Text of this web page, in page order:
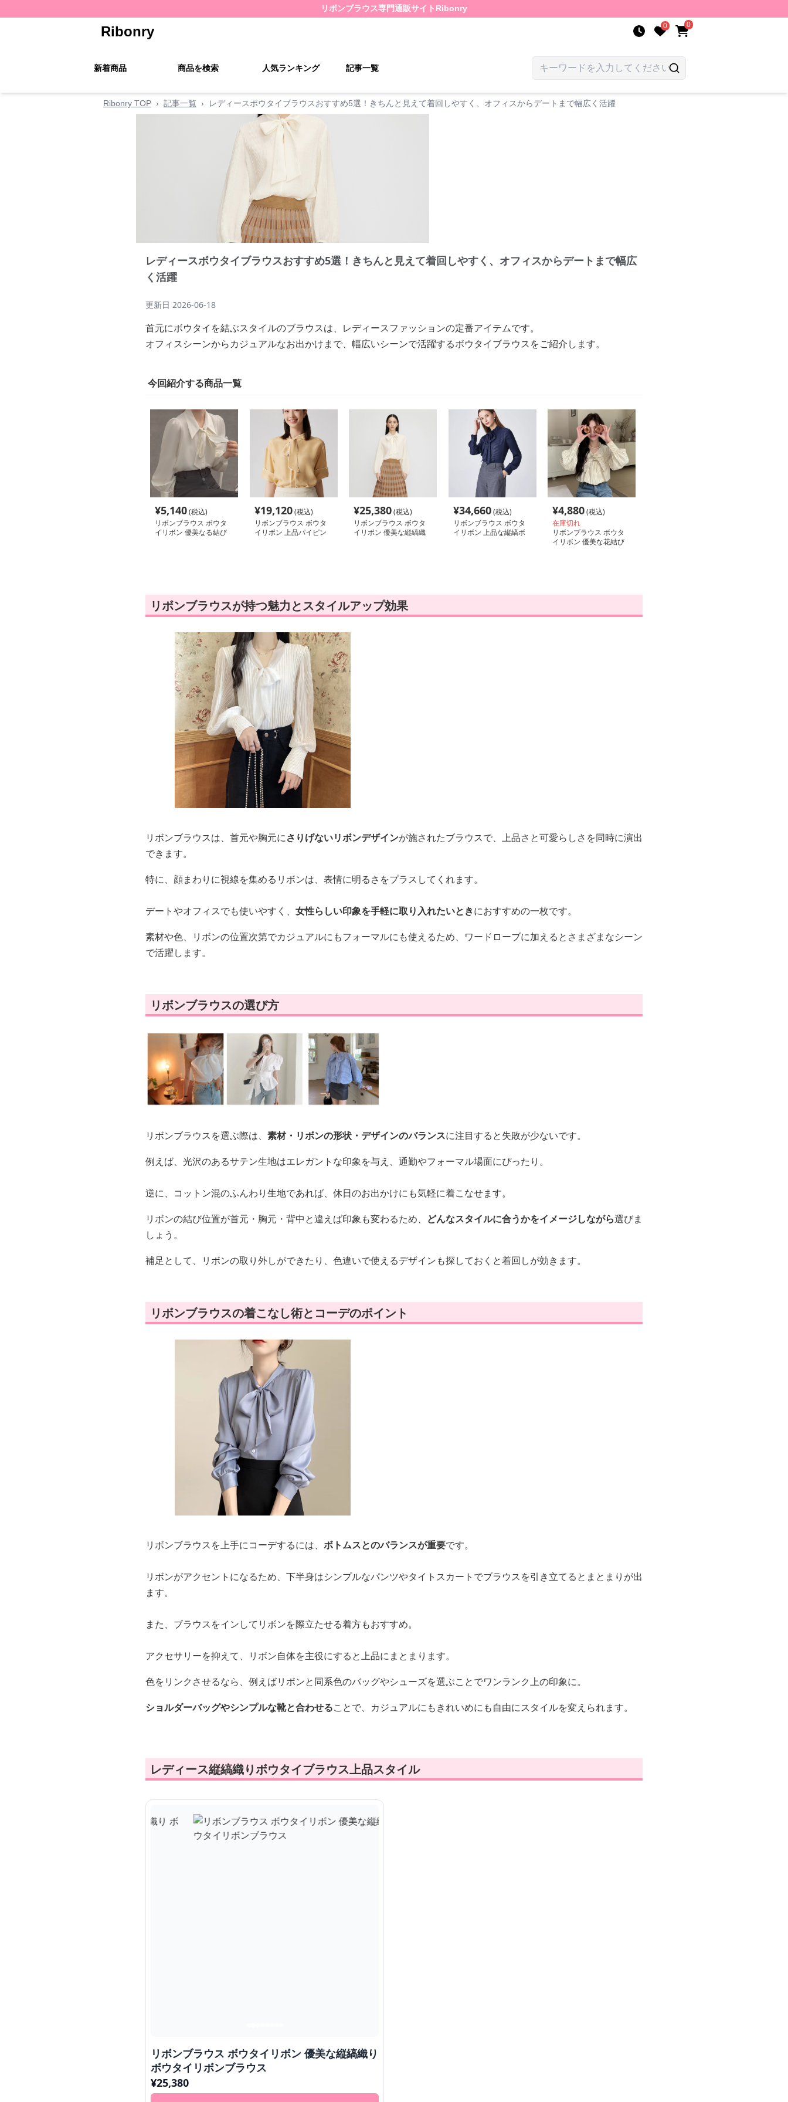
リボンブラウス専門通販サイト Ribonry
Ribonry 0 0
新着商品 商品を検索 人気ランキング 記事一覧
Ribonry TOP › 記事一覧 › レディースボウタイブラウスおすすめ5選！きちんと見えて着回しやすく、オフィスからデートまで幅広く活躍
レディースボウタイブラウスおすすめ5選！きちんと見えて着回しやすく、オフィスからデートまで幅広
く活躍
更新日 2026-06-18
首元にボウタイを結ぶスタイルのブラウスは、レディースファッションの定番アイテムです。
オフィスシーンからカジュアルなお出かけまで、幅広いシーンで活躍するボウタイブラウスをご紹介します。
今回紹介する商品一覧
¥5,140(税込)
リボンブラウス ボウタ
イリボン 優美なる結び
¥19,120(税込)
リボンブラウス ボウタ
イリボン 上品パイピン
¥25,380(税込)
リボンブラウス ボウタ
イリボン 優美な縦縞織
¥34,660(税込)
リボンブラウス ボウタ
イリボン 上品な縦縞ボ
¥4,880(税込)
在庫切れ
リボンブラウス ボウタ
イリボン 優美な花結び
リボンブラウスが持つ魅力とスタイルアップ効果
リボンブラウスは、首元や胸元にさりげないリボンデザインが施されたブラウスで、上品さと可愛らしさを同時に演出
できます。
特に、顔まわりに視線を集めるリボンは、表情に明るさをプラスしてくれます。
デートやオフィスでも使いやすく、 女性らしい印象を手軽に取り入れたいときにおすすめの一枚です。
素材や色、リボンの位置次第でカジュアルにもフォーマルにも使えるため、ワードローブに加えるとさまざまなシーン
で活躍します。
リボンブラウスの選び方
リボンブラウスを選ぶ際は、 素材・リボンの形状・デザインのバランスに注目すると失敗が少ないです。
例えば、光沢のあるサテン生地はエレガントな印象を与え、通勤やフォーマル場面にぴったり。
逆に、コットン混のふんわり生地であれば、休日のお出かけにも気軽に着こなせます。
リボンの結び位置が首元・胸元・背中と違えば印象も変わるため、 どんなスタイルに合うかをイメージしながら選びま
しょう。
補足として、リボンの取り外しができたり、色違いで使えるデザインも探しておくと着回しが効きます。
リボンブラウスの着こなし術とコーデのポイント
リボンブラウスを上手にコーデするには、 ボトムスとのバランスが重要です。
リボンがアクセントになるため、下半身はシンプルなパンツやタイトスカートでブラウスを引き立てるとまとまりが出
ます。
また、ブラウスをインしてリボンを際立たせる着方もおすすめ。
アクセサリーを抑えて、リボン自体を主役にすると上品にまとまります。
色をリンクさせるなら、例えばリボンと同系色のバッグやシューズを選ぶことでワンランク上の印象に。
ショルダーバッグやシンプルな靴と合わせることで、カジュアルにもきれいめにも自由にスタイルを変えられます。
レディース縦縞織りボウタイブラウス上品スタイル
リボンブラウス ボウタイリボン 優美な縦縞織り
ボウタイリボンブラウス
¥25,380